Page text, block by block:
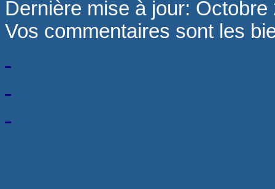
Dernière mise à jour: Octobre
Vos commentaires sont les